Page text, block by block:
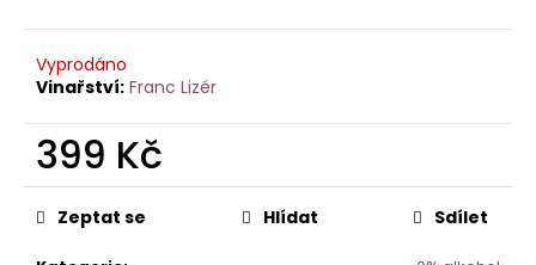
Vyprodáno
Franc Lizér
399 Kč
Měrná
cena:Zeptat se Hlídat Sdílet
r
u
č
e
m
e